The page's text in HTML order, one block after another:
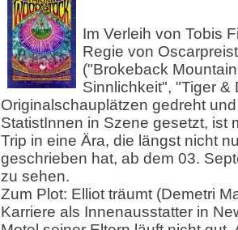
Im Verleih von Tobis
Regie von
("Brokeback
Sinnlichkeit", "Tiger &
Originalschauplätzen gedreht
StatistInnen in Szene gesetzt, ist
Trip in eine Ära, die längst nicht
geschrieben hat, ab dem 03.
zu sehen.
Zum Plot: Elliot träumt (Demetri
Karriere als Innenausstatter in